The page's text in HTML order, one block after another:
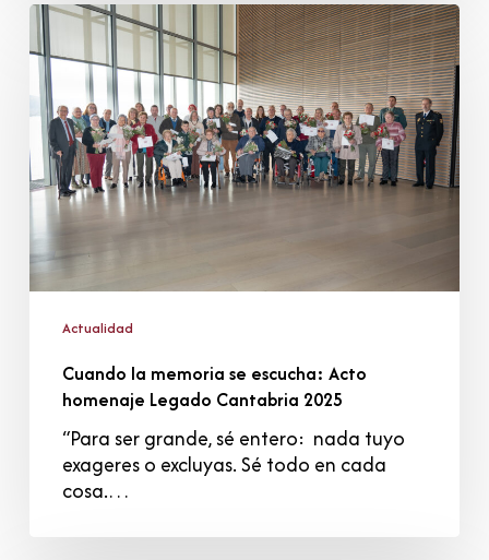
Cuando
la
memoria
se
escucha:
Acto
homenaje
Legado
Cantabria
2025
Actualidad
Cuando la memoria se escucha: Acto
homenaje Legado Cantabria 2025
“Para ser grande, sé entero: nada tuyo
exageres o excluyas. Sé todo en cada
cosa.…